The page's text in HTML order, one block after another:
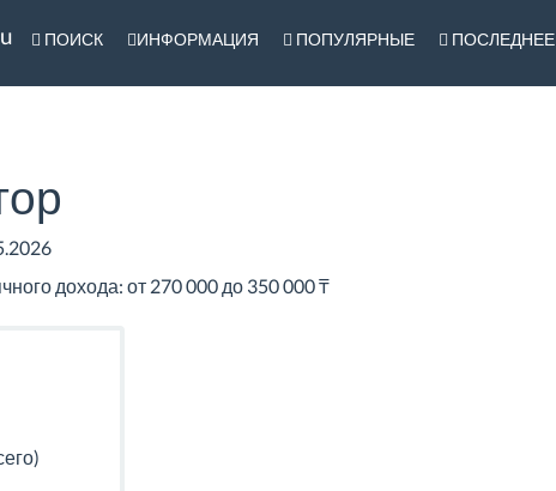
ПОИСК ИНФОРМАЦИЯ ПОПУЛЯРНЫЕ ПОСЛЕДНЕЕ
дохода: от 270 000 до 350 000 ₸